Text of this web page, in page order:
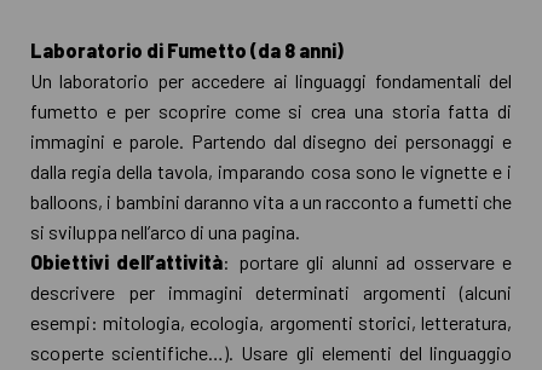
Laboratorio di Fumetto (da 8 anni)
Un laboratorio per accedere ai linguaggi fondamentali del
fumetto e per scoprire come si crea una storia fatta di
immagini e parole. Partendo dal disegno dei personaggi e
dalla regia della tavola, imparando cosa sono le vignette e i
balloons, i bambini daranno vita a un racconto a fumetti che
si sviluppa nell’arco di una pagina.
Obiettivi dell’attività: portare gli alunni ad osservare e
descrivere per immagini determinati argomenti (alcuni
esempi: mitologia, ecologia, argomenti storici, letteratura,
scoperte scientifiche…). Usare gli elementi del linguaggio